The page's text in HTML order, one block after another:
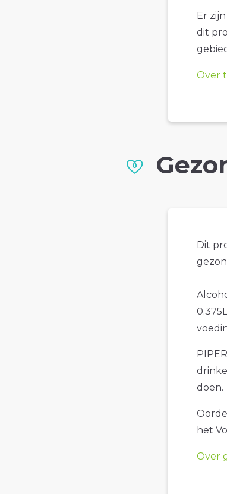
Er
dit
Over
Dit
doen.
het
Over